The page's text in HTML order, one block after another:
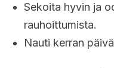
Sekoita hyvin ja
rauhoittumista.
Nauti kerran